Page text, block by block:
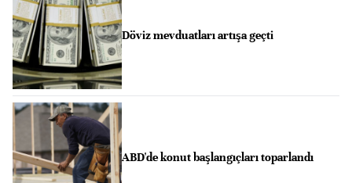
Döviz mevduatları artışa geçti
ABD'de konut başlangıçları toparlandı